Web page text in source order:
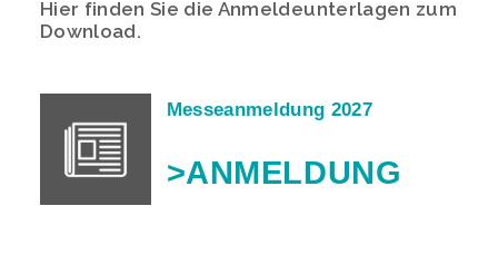
Hier finden Sie die Anmeldeunterlagen zum
Download.
Messeanmeldung 2027
>ANMELDUNG